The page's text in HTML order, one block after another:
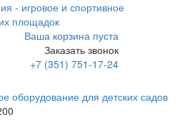
Ваша корзина пуста
Заказать звонок
+7 (351) 751-17-24
оборудование для детских садов